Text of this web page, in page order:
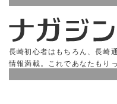
長崎初心者はもちろん、長崎
情報満載。これであなたもり